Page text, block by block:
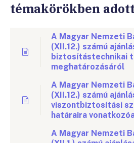
témakörökben
A Magyar Nemzeti
(XII.12.) számú
biztosítástechnikai
meghatározásáról
A Magyar Nemzeti
(XII.12.) számú
viszontbiztosítási
határaira
A Magyar Nemzeti